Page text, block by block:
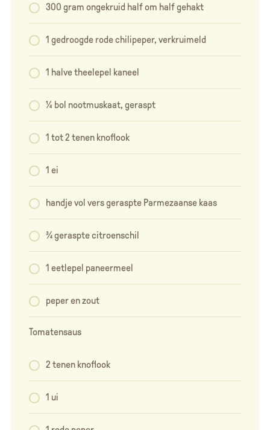
300 gram ongekruid half om half gehakt
1 gedroogde rode chilipeper, verkruimeld
1 halve theelepel kaneel
¼ bol nootmuskaat, geraspt
1 tot 2 tenen knoflook
1 ei
handje vol vers geraspte Parmezaanse kaas
¾ geraspte citroenschil
1 eetlepel paneermeel
peper en zout
Tomatensaus
2 tenen knoflook
1 ui